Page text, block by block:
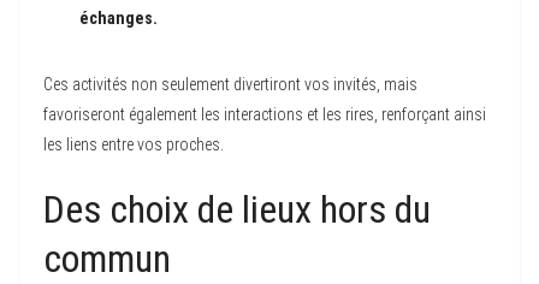
échanges.
Ces activités non seulement divertiront vos invités, mais
favoriseront également les interactions et les rires, renforçant ainsi
les liens entre vos proches.
Des choix de lieux hors du
commun